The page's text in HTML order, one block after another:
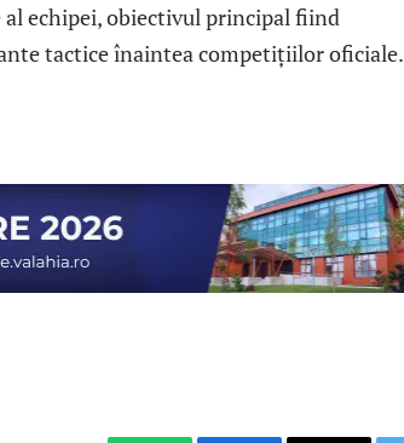
echipei, obiectivul principal fiind
tactice înaintea competițiilor oficiale.